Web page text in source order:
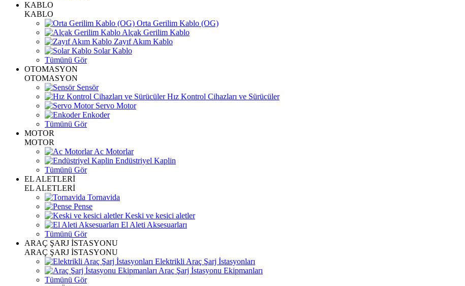
KABLO
KABLO
Orta Gerilim Kablo (OG)
Alçak Gerilim Kablo
Zayıf Akım Kablo
Solar Kablo
Tümünü Gör
OTOMASYON
OTOMASYON
Sensör
Hız Kontrol Cihazları ve Sürücüler
Servo Motor
Enkoder
Tümünü Gör
MOTOR
MOTOR
Ac Motorlar
Endüstriyel Kaplin
Tümünü Gör
EL ALETLERİ
EL ALETLERİ
Tornavida
Pense
Keski ve kesici aletler
El Aleti Aksesuarları
Tümünü Gör
ARAÇ ŞARJ İSTASYONU
ARAÇ ŞARJ İSTASYONU
Elektrikli Araç Şarj İstasyonları
Araç Şarj İstasyonu Ekipmanları
Tümünü Gör